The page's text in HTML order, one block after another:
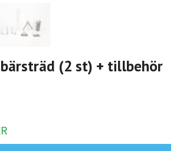
(2 st) + tillbehör